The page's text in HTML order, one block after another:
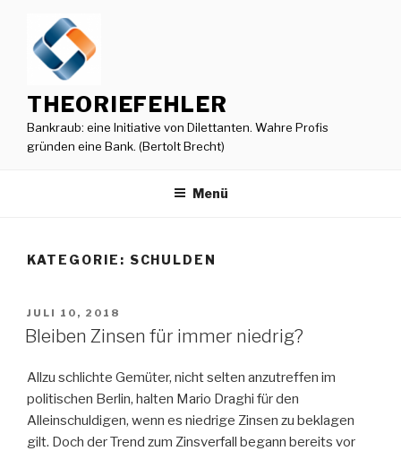
springen
THEORIEFEHLER
Bankraub: eine Initiative von Dilettanten. Wahre Profis
gründen eine Bank. (Bertolt Brecht)
Menü
KATEGORIE: SCHULDEN
VERÖFFENTLICHT
AM
JULI 10, 2018
Bleiben Zinsen für immer niedrig?
Allzu schlichte Gemüter, nicht selten anzutreffen im
politischen Berlin, halten Mario Draghi für den
Alleinschuldigen, wenn es niedrige Zinsen zu beklagen
gilt. Doch der Trend zum Zinsverfall begann bereits vor